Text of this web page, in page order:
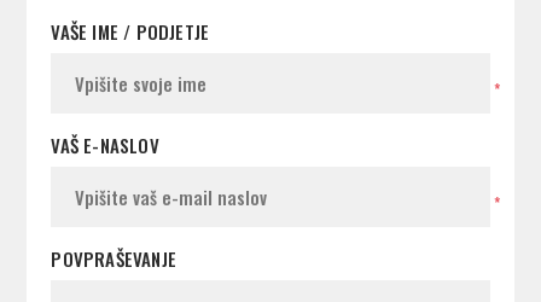
VAŠE IME / PODJETJE
*
VAŠ E-NASLOV
*
POVPRAŠEVANJE